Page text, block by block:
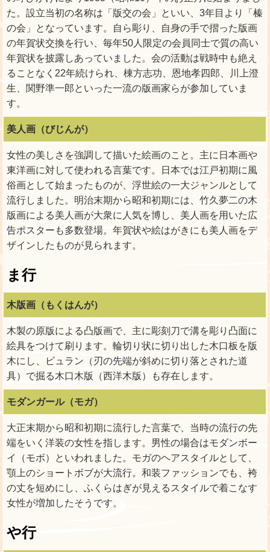
た。設立当初の名称は「版交の会」といい、3年目より「榛
の会」となっています。自ら彫り、自身の手で摺った版画
の年賀状交換を行い、毎年50人限定の会員同士で質の高い
年賀状を披露しあっていました。会の活動は戦時中も絶え
ることなく22年続けられ、棟方志功、恩地孝四郎、川上澄
生、関野準一郎といった一流の版画家らが参加していま
す。
美人画（びじんが）
女性の美しさを強調して描いた絵画のこと。主に日本画や
東洋画に対して使われる言葉です。日本では江戸初期に風
俗画として始まったものが、浮世絵の一大ジャンルとして
流行しました。明治末期から昭和初期には、竹久夢二の木
版画による美人画が大衆に人気を博し、美人画を用いた広
告ポスターも多数登場。年賀状や絵はがきにも美人画をデ
ザインしたものが見られます。
ま行
木版画（もくはんが）
木製の原版による凸版画で、主に彫刻刀で溝を彫り凸面に
絵具をつけて刷ります。輪切り状に切り出した木口板を版
木にし、ビュラン（刃の先端が斜めに切り落とされた道
具）で掘る木口木版（西洋木版）も存在します。
モダンガール（モガ）
大正末期から昭和初期に流行した言葉で、当時の流行の先
端をいく洋装の女性を指します。男性の場合はモダンボー
イ（モボ）といわれました。モガのヘアスタイルとして、
顎上のショートボブが大流行。和装ファッションでも、袴
の丈を短めにし、ふくらはぎが見えるスタイルで着こなす
女性が増加したそうです。
や行